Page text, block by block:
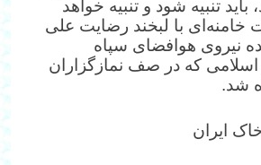
تنبیه شود و تنبیه خواهد
خامنه‌ای با لبخند رضایت علی
نیروی هوافضای سپاه
اسلامی که در صف نمازگزاران
شد.
ایران